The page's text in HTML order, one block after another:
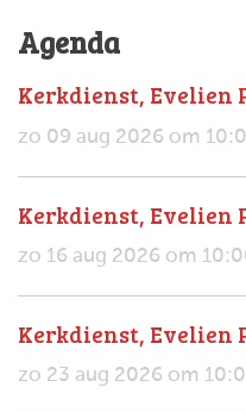
Agenda
Kerkdienst, Evelien
zo 09 aug 2026 om
Kerkdienst, Evelien
zo 16 aug 2026 om
Kerkdienst, Evelien
zo 23 aug 2026 om